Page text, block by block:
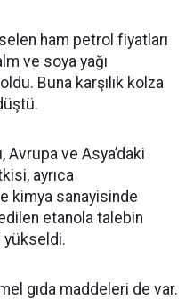
ham petrol fiyatları
ve soya yağı
Buna karşılık kolza
Avrupa ve Asya’daki
ayrıca
kimya sanayisinde
etanola talebin
yükseldi.
gıda maddeleri de var.